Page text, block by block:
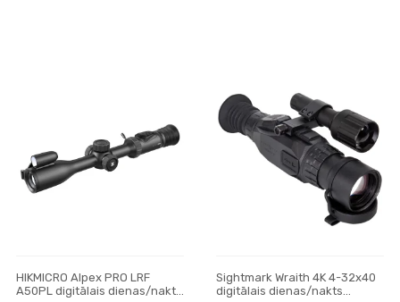
HIKMICRO Alpex PRO LRF
A50PL digitālais dienas/nakts
Sightmark Wraith 4K 4-32x40
digitālais dienas/nakts